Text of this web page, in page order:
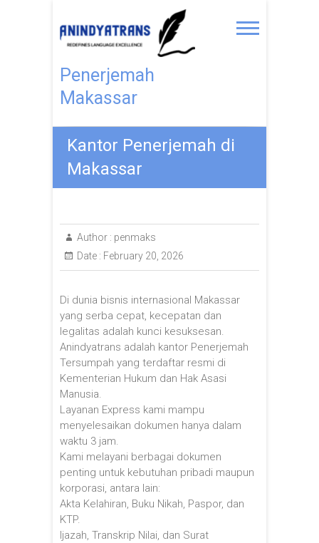
Penerjemah
Makassar
Kantor Penerjemah di
Makassar
Author : penmaks
Date : February 20, 2026
Di dunia bisnis internasional Makassar
yang serba cepat, kecepatan dan
legalitas adalah kunci kesuksesan.
Anindyatrans adalah kantor Penerjemah
Tersumpah yang terdaftar resmi di
Kementerian Hukum dan Hak Asasi
Manusia.
Layanan Express kami mampu
menyelesaikan dokumen hanya dalam
waktu 3 jam.
Kami melayani berbagai dokumen
penting untuk kebutuhan pribadi maupun
korporasi, antara lain:
Akta Kelahiran, Buku Nikah, Paspor, dan
KTP.
Ijazah, Transkrip Nilai, dan Surat